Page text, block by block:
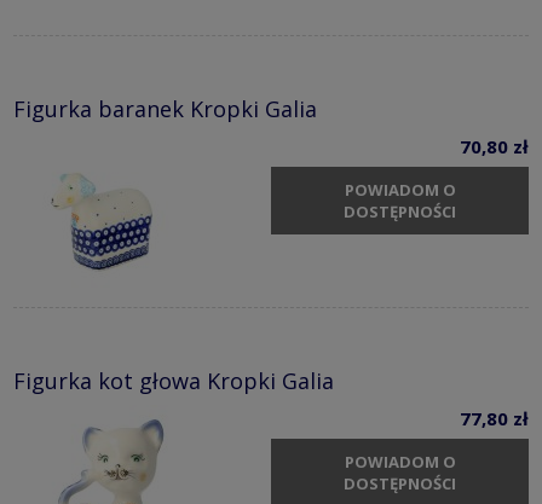
Figurka baranek Kropki Galia
70,80 zł
POWIADOM O
DOSTĘPNOŚCI
Figurka kot głowa Kropki Galia
77,80 zł
POWIADOM O
DOSTĘPNOŚCI